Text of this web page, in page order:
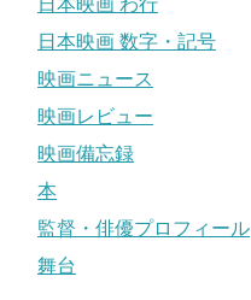
日本映画 わ行
日本映画 数字・記号
映画ニュース
映画レビュー
映画備忘録
本
監督・俳優プロフィール
舞台